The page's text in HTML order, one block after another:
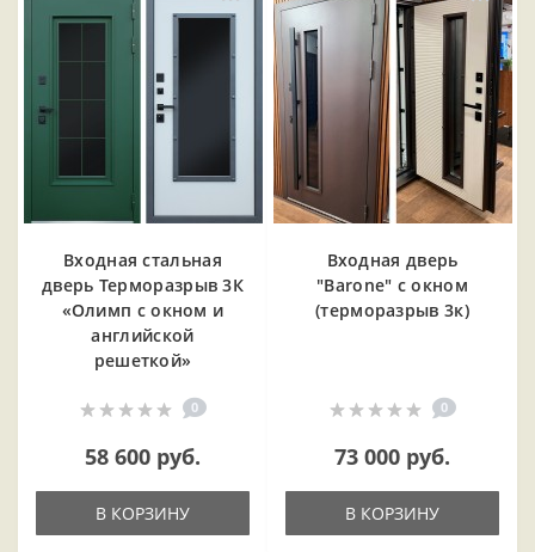
Входная cтальная
дверь Терморазрыв 3К
«Олимп с окном и
английской
решеткой»
0
58 600 руб.
В КОРЗИНУ
Входная дверь
"Barone" с окном
(терморазрыв 3к)
0
73 000 руб.
В КОРЗИНУ